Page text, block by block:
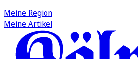
Meine Region
Meine Artikel